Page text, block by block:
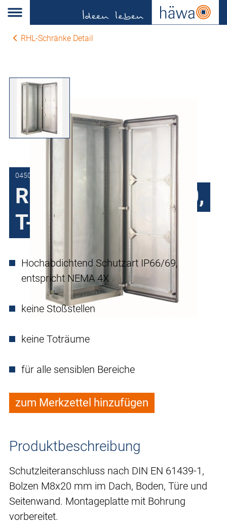
RHL-Schränke Detail
0450-1020-40-10
RHL-Schrank H450,
T-400 mm
Hochabdichtend Schutzart IP66/69,
entspricht NEMA 4X
keine Stoßstellen
keine Toträume
für alle sensiblen Bereiche
zum Merkzettel hinzufügen
Produktbeschreibung
Schutzleiteranschluss nach DIN EN 61439-1,
Bolzen M8x20 mm im Dach, Boden, Türe und
Seitenwand. Montageplatte mit Bohrung
vorbereitet.